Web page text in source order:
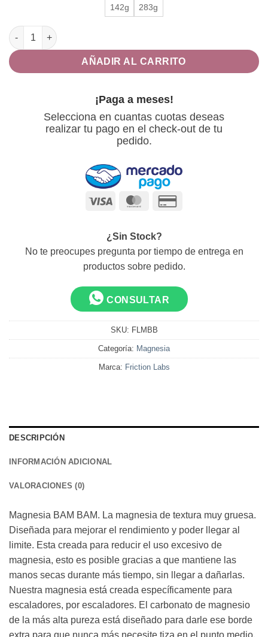
142g 283g
Magnesia BAM BAM cantidad
AÑADIR AL CARRITO
¡Paga a meses!
Selecciona en cuantas cuotas deseas
realizar tu pago en el check-out de tu
pedido.
Visa MasterCard
¿Sin Stock?
No te preocupes pregunta por tiempo de entrega en
productos sobre pedido.
CONSULTAR
SKU: FLMBB
Categoría: Magnesia
Marca: Friction Labs
DESCRIPCIÓN
INFORMACIÓN ADICIONAL
VALORACIONES (0)
Magnesia BAM BAM. La magnesia de textura muy gruesa.
Diseñada para mejorar el rendimiento y poder llegar al
limite. Esta creada para reducir el uso excesivo de
magnesia, esto es posible gracias a que mantiene las
manos secas durante más tiempo, sin llegar a dañarlas.
Nuestra magnesia está creada específicamente para
escaladores, por escaladores. El carbonato de magnesio
de la más alta pureza está diseñado para darle ese borde
extra para que nunca más necesite tiza en el punto medio.